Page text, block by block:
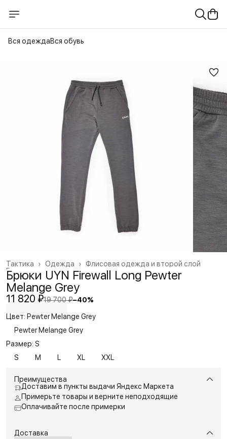
Вся одеждаВся обувь
Флисовая одежда и второй слой
Одежда ›
Тактика
›
Главная
Брюки UYN Firewall Long Pewter
Melange Grey
11 820 ₽19 700 ₽−40%
Цвет: Pewter Melange Grey
Pewter Melange Grey
Размер: S
S
M L XL XXL
Преимущества
Доставим в пункты выдачи Яндекс Маркета
Примерьте товары и верните неподходящие
Оплачивайте после примерки
Доставка